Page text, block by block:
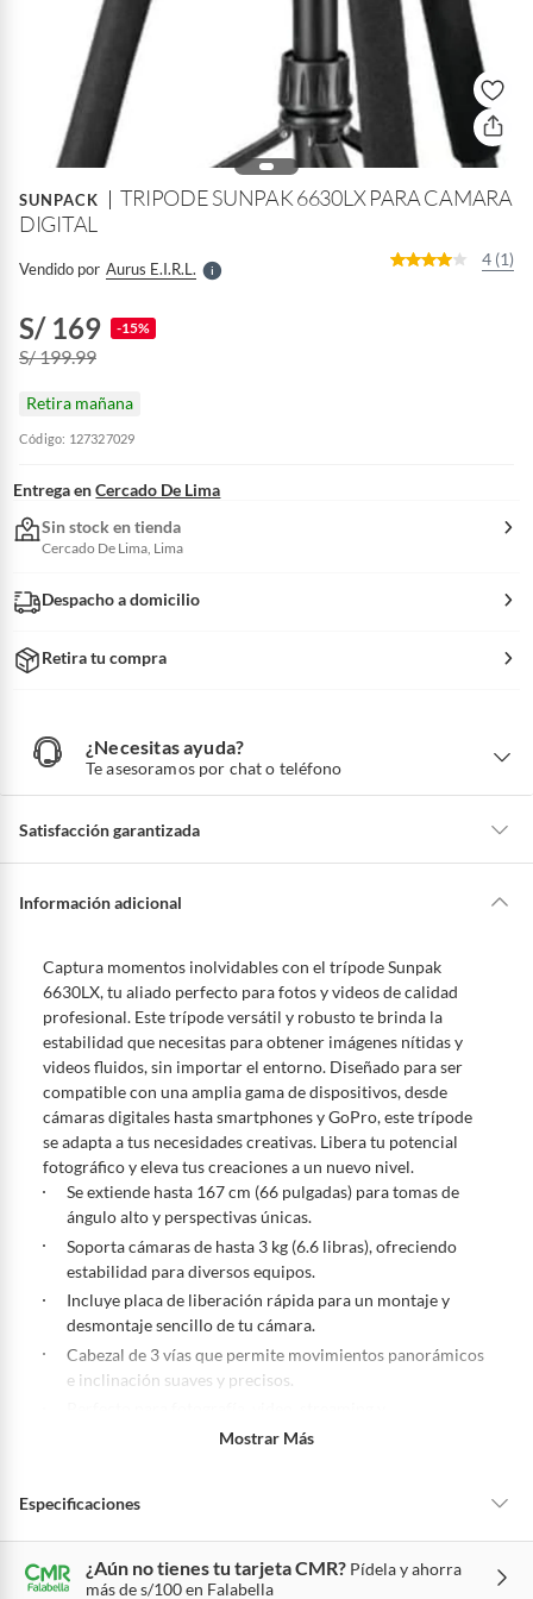
SUNPACK
TRIPODE SUNPAK 6630LX PARA CAMARA
DIGITAL
Vendido por Aurus E.i.r.l.S
e
4 (1)
S/ 169 -15%
S/ 199.99
Retira mañana
Código: 127327029
Entrega en Cercado De Lima
Sin stock en tienda
Cercado De Lima, Lima
Despacho a domicilio
Retira tu compra
¿Necesitas ayuda?
Te asesoramos por chat o teléfono
N
e
d
Satisfacción garantizada
hacer una devolución.
otras con restricciones y algunas que no se pueden devolver ni cambiar.
Conoce cuáles son:
Productos vendidos porFalabella, Tottus y otros vendedores tienen:
48 horas: cemento, mezclas de hormigón, morteros, yeso y otros
productos para asfalto, hormigón, albañilería.
7 días: colchones y productos de combustión.
Productos vendidos porSodimactienen:
48 horas: cemento, mezclas de hormigón, morteros, yeso y otros
productos para asfalto.
7 días: productos eléctricos o a combustión, electrodomésticos,
tecnología, línea blanca, colchones, muebles, bicicletas y
No se pueden devolver o cambiar bajo cambio de opinión
Productos de compra internacional.
Productos comprados en Outlet Atocongo.
suplementos alimenticios, vitaminas.
Por motivos de salubridad, la ropa interior inferior y ropas de
Alimentos, bebidas, fórmulas y leches para bebés.
Información adicional
Captura momentos inolvidables con el trípode Sunpak
6630LX, tu aliado perfecto para fotos y videos de calidad
profesional. Este trípode versátil y robusto te brinda la
estabilidad que necesitas para obtener imágenes nítidas y
videos fluidos, sin importar el entorno. Diseñado para ser
compatible con una amplia gama de dispositivos, desde
cámaras digitales hasta smartphones y GoPro, este trípode
se adapta a tus necesidades creativas. Libera tu potencial
fotográfico y eleva tus creaciones a un nuevo nivel.
Se extiende hasta 167 cm (66 pulgadas) para tomas de
ángulo alto y perspectivas únicas.
Soporta cámaras de hasta 3 kg (6.6 libras), ofreciendo
estabilidad para diversos equipos.
Incluye placa de liberación rápida para un montaje y
desmontaje sencillo de tu cámara.
Cabezal de 3 vías que permite movimientos panorámicos
e inclinación suaves y precisos.
videollamadas, adaptable a múltiples usos.
Mostrar Más
Especificaciones
Hecho en China
¿Aún no tienes tu tarjeta CMR? Pídela y ahorra
más de s/100 en Falabella